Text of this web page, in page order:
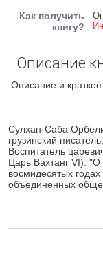
Как получить
книгу?
Описание
Описание и
Сулхан-Саба
грузинский
Воспитатель
Царь Вахтанг VI).
восмидесятых
объединенных